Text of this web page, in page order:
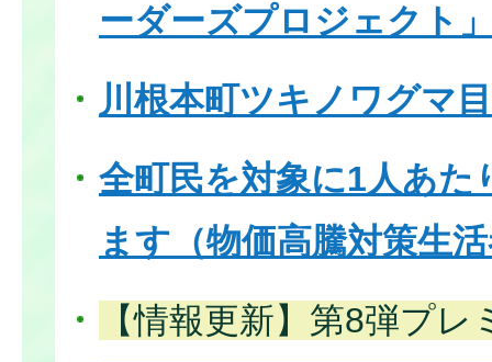
ーダーズプロジェクト
川根本町ツキノワグマ
全町民を対象に1人あた
ます（物価高騰対策生
【情報更新】第8弾プ